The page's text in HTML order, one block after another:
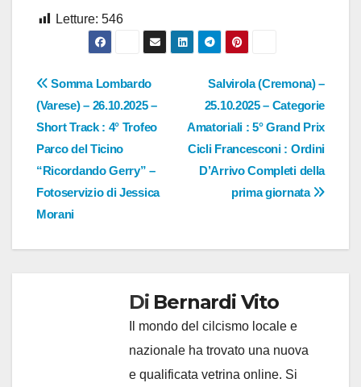
Letture: 546
Navigazione
articoli
Salvirola (Cremona) –
25.10.2025 – Categorie
Amatoriali : 5° Grand Prix
Cicli Francesconi : Ordini
D’Arrivo Completi della
prima giornata
Somma Lombardo
(Varese) – 26.10.2025 –
Short Track : 4° Trofeo
Parco del Ticino
“Ricordando Gerry” –
Fotoservizio di Jessica
Morani
Di Bernardi Vito
Il mondo del cilcismo locale e
nazionale ha trovato una nuova
e qualificata vetrina online. Si